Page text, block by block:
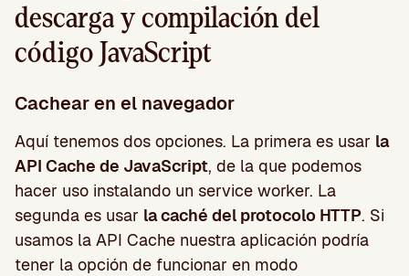
descarga y compilación del
código JavaScript
Cachear en el navegador
Aquí tenemos dos opciones. La primera es usar la
API Cache de JavaScript, de la que podemos
hacer uso instalando un service worker. La
segunda es usar la caché del protocolo HTTP. Si
usamos la API Cache nuestra aplicación podría
tener la opción de funcionar en modo